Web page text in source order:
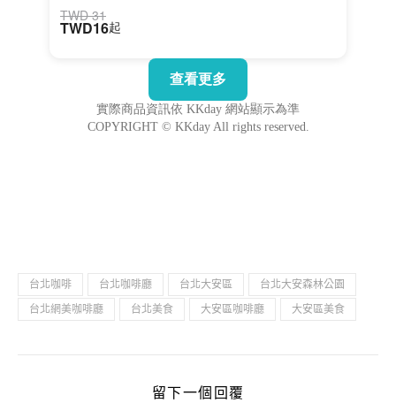
台北咖啡 台北咖啡廳 台北大安區
台北大安森林公園
台北網美咖啡廳
台北美食 大安區咖啡廳 大安區美食
留下一個回覆